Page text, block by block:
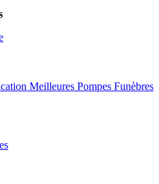
Meilleures Pompes Funèbres